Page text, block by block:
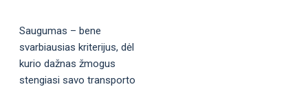
Saugumas – bene
svarbiausias kriterijus, dėl
kurio dažnas žmogus
stengiasi savo transporto